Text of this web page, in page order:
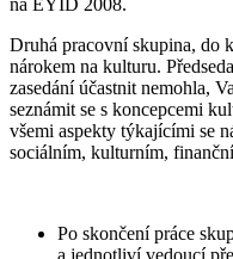
Druhá pracovní skupina, do
nárokem na kulturu.
zasedání účastnit nemohla,
seznámit se s koncepcemi
všemi aspekty týkajícími se
sociálním, kulturním,
Po skončení práce
a jednotliví vedoucí